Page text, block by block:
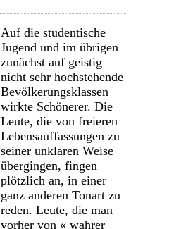
Auf die studentische
Jugend und im übrigen
zunächst auf geistig
nicht sehr hochstehende
Bevölkerungsklassen
wirkte Schönerer. Die
Leute, die von freieren
Lebensauffassungen zu
seiner unklaren Weise
übergingen, fingen
plötzlich an, in einer
ganz anderen Tonart zu
reden. Leute, die man
vorher von « wahrer